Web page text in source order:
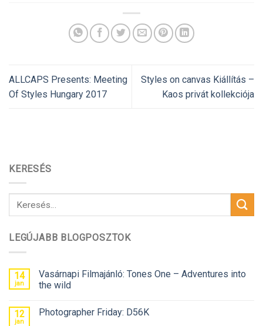
ALLCAPS Presents: Meeting
Of Styles Hungary 2017
Styles on canvas Kiállítás –
Kaos privát kollekciója
KERESÉS
LEGÚJABB BLOGPOSZTOK
14
jan
Vasárnapi Filmajánló: Tones One – Adventures into
the wild
12
jan
Photographer Friday: D56K